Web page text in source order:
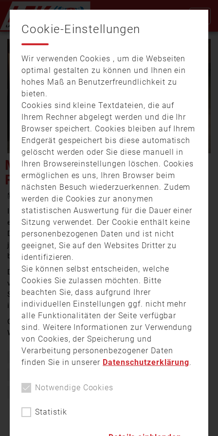
Video
MITTERTEICH: BRAND EINES
RADLLAGERS
4. April 2019 18:26
Im Gemeindebereich Mitterteich fing der Motorraum
eines Radladers gestern gegen 18 Uhr zu brennen an.
Das Fahrzeug stand in einer Maschinenhalle. Ein 22-
jähriger Mann bemerkte das Feuer und zog den
brennenden Radlader mit einem Traktor aus der Halle.
Die Feuerwehr war mit einem 30-köpfigen Einsatzteam
vor Ort und löschte den Brand. Es entstand ein
Sachschaden von circa 15.000 Euro. Die Brandursache
ist noch nicht geklärt.
Quelle:
Oberpfalz TV
/ Videoreporter: Roland
Wellenhöfer
Bayern Brand
Mitterteich
Cookie-Einstellungen
Wir verwenden Cookies , um die Webseiten
optimal gestalten zu können und Ihnen ein
hohes Maß an Benutzerfreundlichkeit zu
bieten.
Cookies sind kleine Textdateien, die auf
Ihrem Rechner abgelegt werden und die Ihr
Browser speichert. Cookies bleiben auf Ihrem
Endgerät gespeichert bis diese automatisch
gelöscht werden oder Sie diese manuell in
Ihren Browsereinstellungen löschen. Cookies
ermöglichen es uns, Ihren Browser beim
nächsten Besuch wiederzuerkennen. Zudem
werden die Cookies zur anonymen
statistischen Auswertung für die Dauer einer
Sitzung verwendet. Der Cookie enthält keine
personenbezogenen Daten und ist nicht
geeignet, Sie auf den Websites Dritter zu
identifizieren.
Sie können selbst entscheiden, welche
Cookies Sie zulassen möchten. Bitte
beachten Sie, dass aufgrund Ihrer
individuellen Einstellungen ggf. nicht mehr
alle Funktionalitäten der Seite verfügbar
sind. Weitere Informationen zur Verwendung
von Cookies, der Speicherung und
Verarbeitung personenbezogener Daten
finden Sie in unserer Datenschutzerklärung.
Notwendige Cookies
Statistik